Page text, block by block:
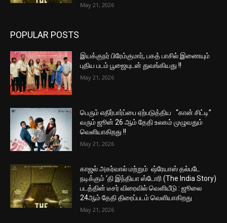
May 21, 2026
POPULAR POSTS
இயக்குநர் பிரேம்குமார், பகத் பாசில் இணையும்
புதிய படம் பூஜையுடன் துவங்கியது !!
May 21, 2026
பெரும் எதிர்பார்ப்பை ஏற்படுத்திய “கான் சிட்டி”
வரும் ஜூன் 26 ஆம் தேதி உலகம் முழுவதும்
வெளியாகிறது !!
May 21, 2026
காஜல் அகர்வால் மற்றும் ஷ்ரேயாஸ் தல்படே
நடிக்கும் ‘தி இந்தியா ஸ்டோரி (The India Story)
படத்தின் டீசர் விரைவில் வெளியீடு : ஜூலை
24ஆம் தேதி திரைப்படம் வெளியாகிறது
May 21, 2026